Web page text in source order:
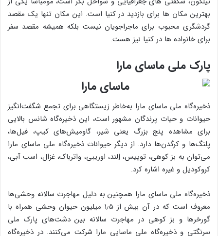
بهترین مکان ها برای بازدید در کنیا است. این مکان تنها یک مقصد
گردشگری محبوب برای ماجراجویان نیست بلکه همیشه مقصد سفر
برای خانواده ها در کنیا نیز هست.
پارک ملی ماسای مارا
ذخیره‌گاه ملی ماسای مارا به‌خاطر زیستگاهی برای تجمع شگفت‌انگیز
حیوانات و حیات پرندگان مشهور است، این ذخیره‌گاه شانس بالایی
برای مشاهده پنج بزرگ یعنی شیر، گاومیش‌های کیپ، فیل‌ها،
پلنگ‌ها و کرگدن‌ها دارد. از دیگر حیوانات ذخیره‌گاه ملی ماسای مارا
می‌توان به بز کوهی، توپیس، اِلند، اوریبی، واترباک، غزال، اسب آبی،
کروکودیل و غیره اشاره کرد.
ذخیره‌گاه ملی ماسای مارا همچنین به دلیل مهاجرت سالانه وحشی‌ها
معروف است که در آن بیش از ۱٫۵ میلیون حیوان وحشی همراه با
گورخرها و بز کوهی در مهاجرت سالانه بین دشت‌های پارک ملی
سرنگتی و ذخیره‌گاه ملی ماسایی مارا شرکت می‌کنند. در ذخیره‌گاه